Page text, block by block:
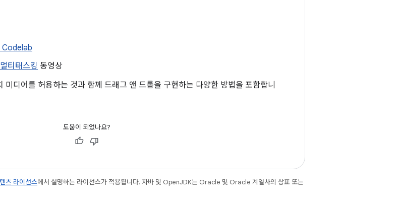
Codelab
티태스킹 동영상
미디어를 허용하는 것과 함께 드래그 앤 드롭을 구현하는 다양한 방법을 포함합니
도움이 되었나요?
츠 라이선스에서 설명하는 라이선스가 적용됩니다. 자바 및 OpenJDK는 Oracle 및 Oracle 계열사의 상표 또는